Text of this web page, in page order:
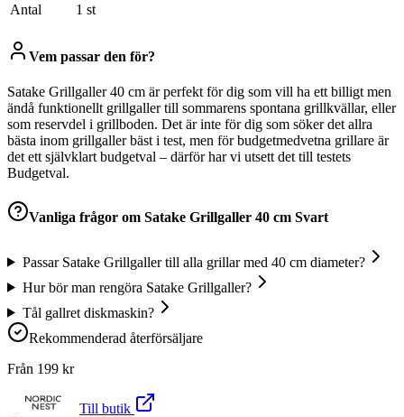
Antal
1 st
Vem passar den för?
Satake Grillgaller 40 cm är perfekt för dig som vill ha ett billigt men
ändå funktionellt grillgaller till sommarens spontana grillkvällar, eller
som reservdel i grillboden. Det är inte för dig som söker det allra
bästa inom grillgaller bäst i test, men för budgetmedvetna grillare är
det ett självklart budgetval – därför har vi utsett det till testets
Budgetval.
Vanliga frågor om Satake Grillgaller 40 cm Svart
Passar Satake Grillgaller till alla grillar med 40 cm diameter?
Hur bör man rengöra Satake Grillgaller?
Tål gallret diskmaskin?
Rekommenderad återförsäljare
Från 199 kr
Till butik